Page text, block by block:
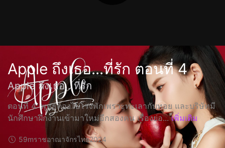
Apple ถึงเธอ...ที่รัก ตอนที่ 4
Apple ถึงเธอ...ที่รัก
ตอนที่ 4: พุทธต้องไปโรงพักเพราะทะเลากับทอย และบริษัทมี
นักศึกษาฝึกงานเข้ามาใหม่อีกสองคน เรื่องย่อ... เพิ่มเติม
59mราชอาณาจักรไทย2024